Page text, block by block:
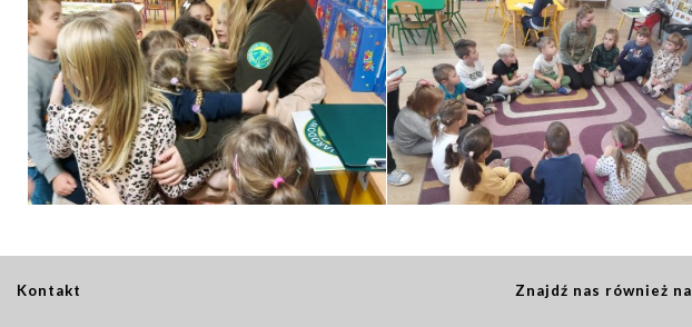
Kontakt Znajdź nas również na